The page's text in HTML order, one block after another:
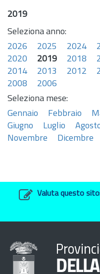
2019
Seleziona anno:
2026
2025 2024
2020
2019 2018
2014
2013 2012
2008
2006
Seleziona mese:
Gennaio
Febbraio
Giugno
Luglio
Novembre
Dicembre
Valuta questo